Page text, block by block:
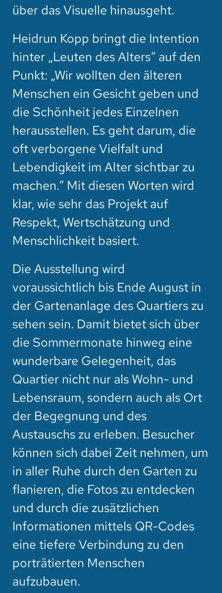
über das Visuelle hinausgeht.
Heidrun Kopp bringt die Intention
hinter „Leuten des Alters“ auf den
Punkt: „Wir wollten den älteren
Menschen ein Gesicht geben und
die Schönheit jedes Einzelnen
herausstellen. Es geht darum, die
oft verborgene Vielfalt und
Lebendigkeit im Alter sichtbar zu
machen.“ Mit diesen Worten wird
klar, wie sehr das Projekt auf
Respekt, Wertschätzung und
Menschlichkeit basiert.
Die Ausstellung wird
voraussichtlich bis Ende August in
der Gartenanlage des Quartiers zu
sehen sein. Damit bietet sich über
die Sommermonate hinweg eine
wunderbare Gelegenheit, das
Quartier nicht nur als Wohn- und
Lebensraum, sondern auch als Ort
der Begegnung und des
Austauschs zu erleben. Besucher
können sich dabei Zeit nehmen, um
in aller Ruhe durch den Garten zu
flanieren, die Fotos zu entdecken
und durch die zusätzlichen
Informationen mittels QR-Codes
eine tiefere Verbindung zu den
porträtierten Menschen
aufzubauen.